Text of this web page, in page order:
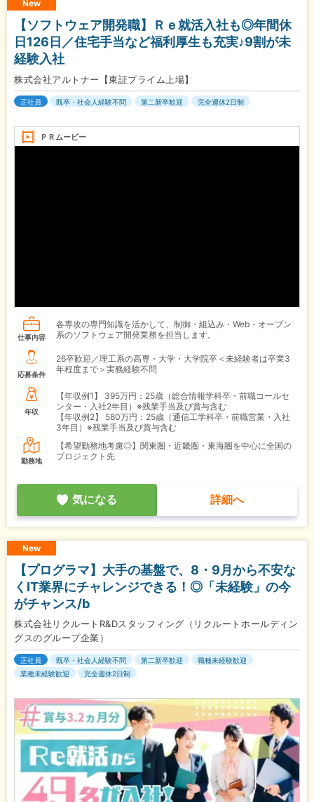
New
【ソフトウェア開発職】Ｒｅ就活入社も◎年間休
日126日／住宅手当など福利厚生も充実♪9割が未
経験入社
株式会社アルトナー【東証プライム上場】
正社員 既卒・社会人経験不問 第二新卒歓迎 完全週休2日制
ＰＲムービー
仕事内容
各専攻の専門知識を活かして、制御・組込み・Web・オープン
系のソフトウェア開発業務を担当します。
応募条件
26卒歓迎／理工系の高専・大学・大学院卒＜未経験者は卒業3
年程度まで＞実務経験不問
年収
【年収例1】
395万円：25歳（総合情報学科卒・前職コールセ
ンター・入社2年目）※残業手当及び賞与含む
【年収例2】
580万円：25歳（通信工学科卒・前職営業・入社
3年目）※残業手当及び賞与含む
勤務地
【希望勤務地考慮◎】関東圏・近畿圏・東海圏を中心に全国の
プロジェクト先
気になる 詳細へ
New
【プログラマ】大手の基盤で、8・9月から不安な
くIT業界にチャレンジできる！◎「未経験」の今
がチャンス/b
株式会社リクルートR&Dスタッフィング（リクルートホールディン
グスのグループ企業）
正社員 既卒・社会人経験不問 第二新卒歓迎
職種未経験歓迎
業種未経験歓迎
完全週休2日制